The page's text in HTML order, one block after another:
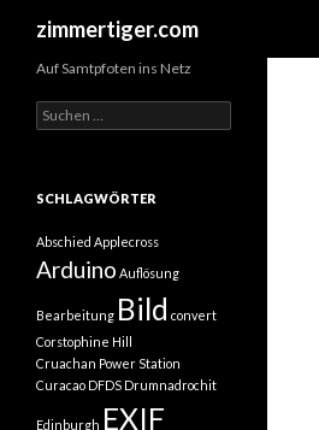
zimmertiger.com
Auf Samtpfoten ins Netz
Suchen
nach:
SCHLAGWÖRTER
Abschied Applecross
Arduino Auflösung
Bearbeitung Bild convert
Corstophine Hill
Cruachan Power Station
Curacao DFDS Drumnadrochit
Edinburgh EXIF